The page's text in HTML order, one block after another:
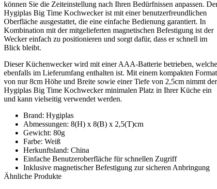
können Sie die Zeiteinstellung nach Ihren Bedürfnissen anpassen.
Hygiplas Big Time Kochwecker ist mit einer benutzerfreundlichen
Oberfläche ausgestattet, die eine einfache Bedienung garantiert. In
Kombination mit der mitgelieferten magnetischen Befestigung ist der
Wecker einfach zu positionieren und sorgt dafür, dass er schnell im
Blick bleibt.
Dieser Küchenwecker wird mit einer AAA-Batterie betrieben, welche
ebenfalls im Lieferumfang enthalten ist. Mit einem kompakten Format
von nur 8cm Höhe und Breite sowie einer Tiefe von 2,5cm nimmt der
Hygiplas Big Time Kochwecker minimalen Platz in Ihrer Küche ein
und kann vielseitig verwendet werden.
Brand: Hygiplas
Abmessungen: 8(H) x 8(B) x 2,5(T)cm
Gewicht: 80g
Farbe: Weiß
Herkunftsland: China
Einfache Benutzeroberfläche für schnellen Zugriff
Inklusive magnetischer Befestigung zur sicheren Anbringung
Ähnliche Produkte